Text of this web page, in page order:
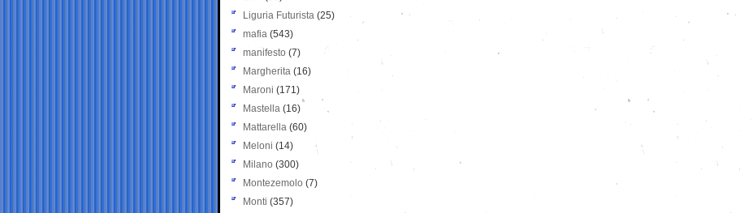
Liguria Futurista (25)
mafia (543)
manifesto (7)
Margherita (16)
Maroni (171)
Mastella (16)
Mattarella (60)
Meloni (14)
Milano (300)
Montezemolo (7)
Monti (357)